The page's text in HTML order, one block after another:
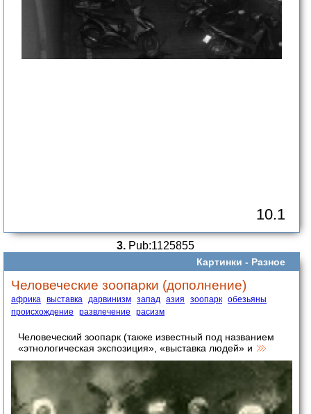
10.1
3. Pub:1125855
Картинки - Разное
Человеческие зоопарки (дополнение)
африка выставка дарвинизм запад азия зоопарк обезьяны
происхождение
развлечение расизм
Человеческий зоопарк (также известный под названием
«этнологическая экспозиция», «выставка людей» и